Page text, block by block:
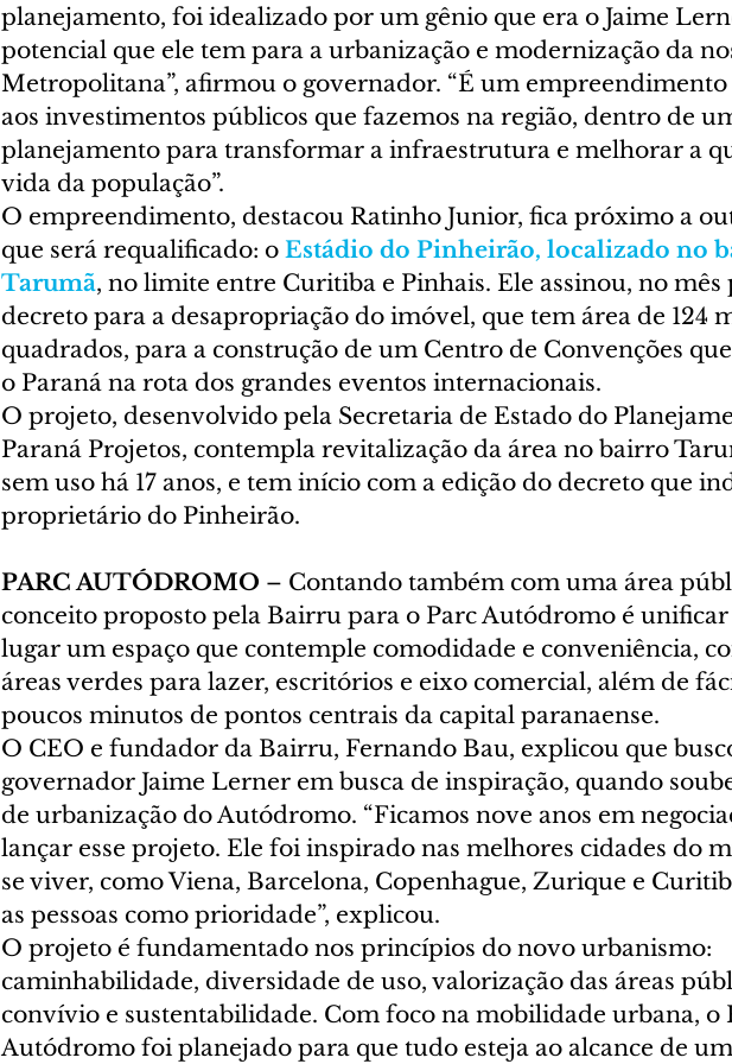
planejamento, foi idealizado por um gênio que era o Jaime
potencial que ele tem para a urbanização e modernização da
Metropolitana”, afirmou o governador. “É um empreendimento
aos investimentos públicos que fazemos na região, dentro de
planejamento para transformar a infraestrutura e melhorar a
vida da população”.
O empreendimento, destacou Ratinho Junior, fica próximo a
que será requalificado: o Estádio do Pinheirão, localizado no
Tarumã, no limite entre Curitiba e Pinhais. Ele assinou, no mês
decreto para a desapropriação do imóvel, que tem área de 124
quadrados, para a construção de um Centro de Convenções
o Paraná na rota dos grandes eventos internacionais.
O projeto, desenvolvido pela Secretaria de Estado do
Paraná Projetos, contempla revitalização da área no bairro
sem uso há 17 anos, e tem início com a edição do decreto que
proprietário do Pinheirão.
PARC AUTÓDROMO – Contando também com uma área
conceito proposto pela Bairru para o Parc Autódromo é
lugar um espaço que contemple comodidade e conveniência,
áreas verdes para lazer, escritórios e eixo comercial, além de
poucos minutos de pontos centrais da capital paranaense.
O CEO e fundador da Bairru, Fernando Bau, explicou que
governador Jaime Lerner em busca de inspiração, quando
de urbanização do Autódromo. “Ficamos nove anos em
lançar esse projeto. Ele foi inspirado nas melhores cidades do
se viver, como Viena, Barcelona, Copenhague, Zurique e
as pessoas como prioridade”, explicou.
O projeto é fundamentado nos princípios do novo urbanismo:
caminhabilidade, diversidade de uso, valorização das áreas
convívio e sustentabilidade. Com foco na mobilidade urbana, o
Autódromo foi planejado para que tudo esteja ao alcance de